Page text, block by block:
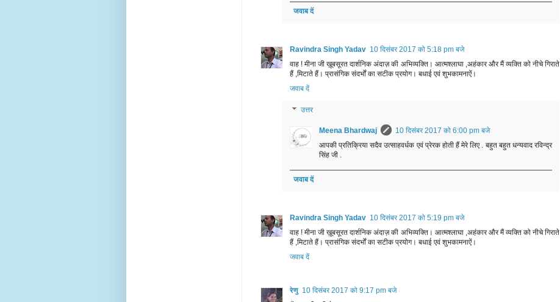
जवाब दें
Ravindra Singh Yadav 10 दिसंबर 2017 को 5:18 pm बजे
वाह ! मीना जी ख़ूबसूरत दार्शनिक अंदाज़ की अभिव्यक्ति। आत्मश्लाघा ,अहंकार और मैं व्यक्ति को नीचे गिराते
हैं ,मिटाते हैं। प्रासंगिक संदर्भों का सटीक प्रयोग। बधाई एवं शुभकामनाऐं।
जवाब दें
उत्तर
Meena Bhardwaj
10 दिसंबर 2017 को 6:00 pm बजे
आपकी प्रतिक्रिया‎ सदैव उत्साह‎वर्धक एवं प्रेरक होती हैं मेरे लिए‎ . बहुत बहुत धन्यवाद रविन्द्र
सिंह जी .
जवाब दें
Ravindra Singh Yadav 10 दिसंबर 2017 को 5:19 pm बजे
वाह ! मीना जी ख़ूबसूरत दार्शनिक अंदाज़ की अभिव्यक्ति। आत्मश्लाघा ,अहंकार और मैं व्यक्ति को नीचे गिराते
हैं ,मिटाते हैं। प्रासंगिक संदर्भों का सटीक प्रयोग। बधाई एवं शुभकामनाऐं।
जवाब दें
रेणु 10 दिसंबर 2017 को 9:17 pm बजे